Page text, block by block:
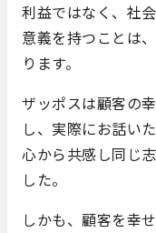
利益ではなく、社
意義を持つことは
ります。
ザッポスは顧客の
し、実際にお話い
心から共感し同じ
した。
しかも、顧客を幸